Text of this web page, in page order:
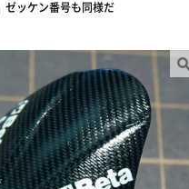
ゼッケン番号も同様だ